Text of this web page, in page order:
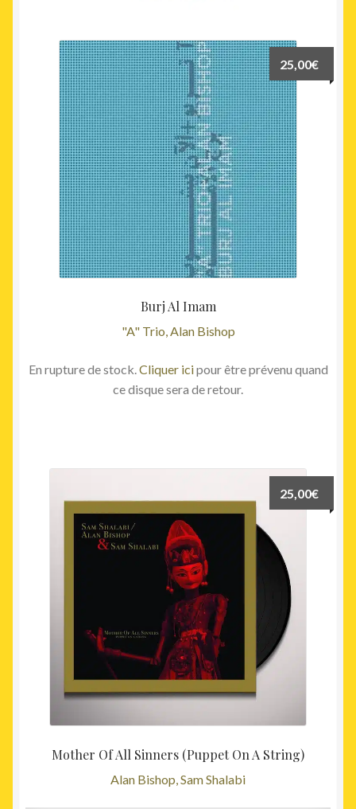
plus
ancien
Burj Al Imam
"A" Trio, Alan Bishop
25,00€
En rupture de stock. Cliquer icipour être prévenu quand
ce disque sera de retour.
Mother Of All Sinners (Puppet On A String)
Alan Bishop, Sam Shalabi
25,00€